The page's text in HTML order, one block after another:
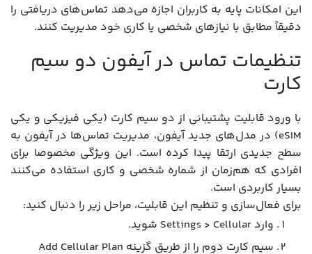
این امکانات پایه به کاربران اجازه می‌دهد تماس‌های دریافتی را
دقیقاً مطابق با نیازهای شخصی یا کاری خود مدیریت کنند.
تنظیمات تماس در آیفون دو سیم
کارت
با ورود قابلیت پشتیبانی از دو سیم کارت (یکی فیزیکی و یکی
eSIM) در مدل‌های جدید آیفون، مدیریت تماس‌ها در آیفون به
سطح جدیدی ارتقا پیدا کرده است. این ویژگی مخصوصا برای
افرادی که هم‌زمان از شماره شخصی و کاری استفاده می‌کنند
بسیار کاربردی است.
برای فعال‌سازی و تنظیم این قابلیت، مراحل زیر را دنبال کنید:
وارد Settings > Cellular شوید.
سیم کارت دوم را از طریق گزینه Add Cellular Plan